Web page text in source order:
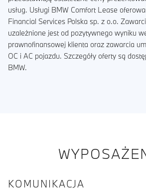
usług. Usługi BMW Comfort Lease
Financial Services Polska sp. z o.o.
uzależnione jest od pozytywnego wyniku
prawnofinansowej klienta oraz zawarcia
OC i AC pojazdu. Szczegóły oferty są
BMW.
KOMUNIKACJA